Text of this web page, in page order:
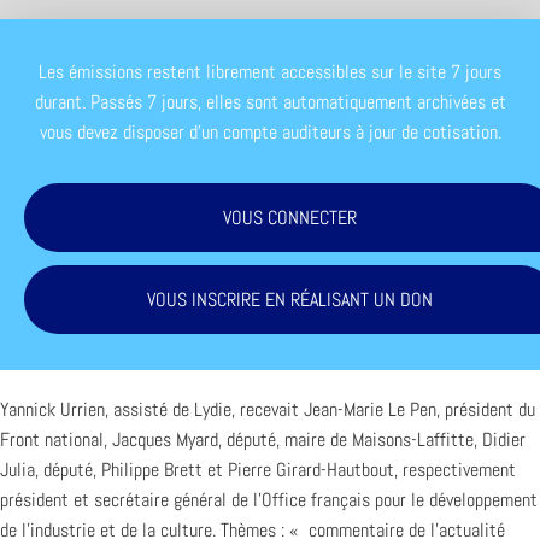
Les émissions restent librement accessibles sur le site 7 jours
durant. Passés 7 jours, elles sont automatiquement archivées et
vous devez disposer d'un compte auditeurs à jour de cotisation.
VOUS CONNECTER
VOUS INSCRIRE EN RÉALISANT UN DON
Yannick Urrien, assisté de Lydie, recevait Jean-Marie Le Pen, président du
Front national, Jacques Myard, député, maire de Maisons-Laffitte, Didier
Julia, député, Philippe Brett et Pierre Girard-Hautbout, respectivement
président et secrétaire général de l’Office français pour le développement
de l’industrie et de la culture. Thèmes : « commentaire de l’actualité